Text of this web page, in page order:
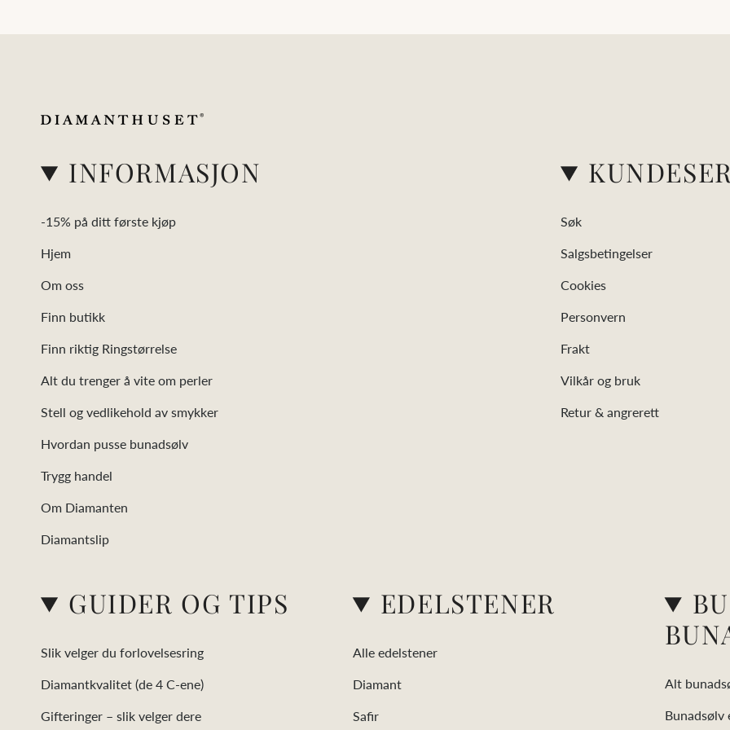
INFORMASJON
-15% på ditt første kjøp
Hjem
Om oss
Finn butikk
Finn riktig Ringstørrelse
Alt du trenger å vite om perler
Stell og vedlikehold av smykker
Hvordan pusse bunadsølv
Trygg handel
Om Diamanten
Diamantslip
Søk
Salgsbetingelser
Cookies
Personvern
Frakt
Vilkår og bruk
Retur & angrerett
GUIDER OG TIPS
Slik velger du forlovelsesring
Diamantkvalitet (de 4 C-ene)
Gifteringer – slik velger dere
EDELSTENER
Alle edelstener
Diamant
Safir
Alt